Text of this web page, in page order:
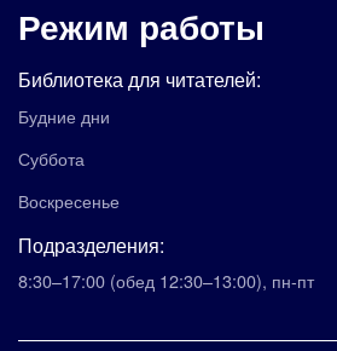
Режим работы
Библиотека для читателей:
Будние дни
Суббота
Воскресенье
Подразделения:
8:30–17:00 (обед 12:30–13:00), пн-пт